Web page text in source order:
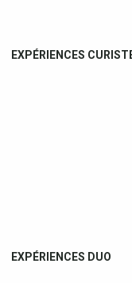
EXPÉRIENCES
EXPÉRIENCES DUO
!